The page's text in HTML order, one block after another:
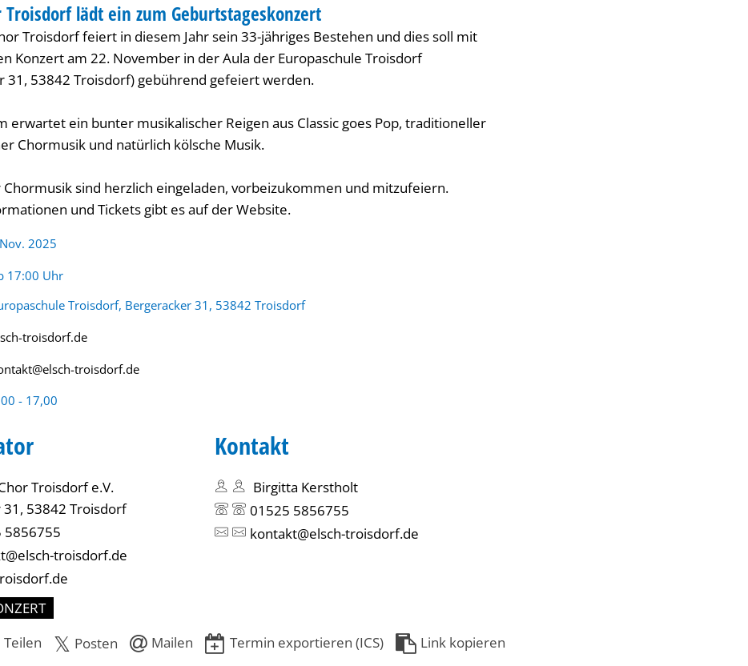
Troisdorf lädt ein zum Geburtstageskonzert
Troisdorf feiert in diesem Jahr sein 33-jähriges Bestehen und dies soll mit
Konzert am 22. November in der Aula der Europaschule Troisdorf
31, 53842 Troisdorf) gebührend gefeiert werden.
erwartet ein bunter musikalischer Reigen aus Classic goes Pop, traditioneller
Chormusik und natürlich kölsche Musik.
Chormusik sind herzlich eingeladen, vorbeizukommen und mitzufeiern.
und Tickets gibt es auf der Website.
2025
17:00 Uhr
Troisdorf, Bergeracker 31, 53842 Troisdorf
troisdorf.de
troisdorf.de
- 17,00
Troisdorf e.V.
53842 Troisdorf
5856755
troisdorf.de
Kontakt
Birgitta Kerstholt
01525 5856755
kontakt@elsch-troisdorf.de
Teilen
Posten Mailen Termin exportieren (ICS) Link kopieren